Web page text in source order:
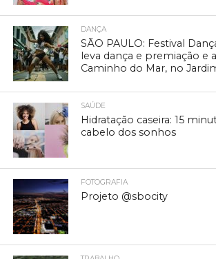
DANÇA
SÃO PAULO: Festival
leva dança e premiação e
Caminho do Mar, no
SAÚDE
Hidratação caseira: 15
cabelo dos sonhos
FOTOGRAFIA
Projeto @sbocity